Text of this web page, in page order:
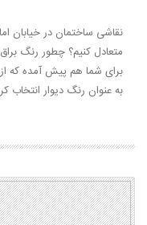
نقاشی ساختمان در خیابان
متعادل کنیم؟ چطور رنگ‌
برای شما هم پیش آمده که
به عنوان رنگ دیوار انتخاب